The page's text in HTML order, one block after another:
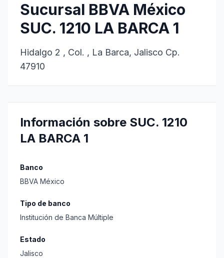
Sucursal BBVA México
SUC. 1210 LA BARCA 1
Hidalgo 2 , Col. , La Barca, Jalisco Cp.
47910
Información sobre SUC. 1210
LA BARCA 1
Banco
BBVA México
Tipo de banco
Institución de Banca Múltiple
Estado
Jalisco